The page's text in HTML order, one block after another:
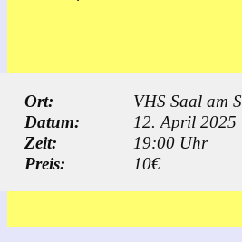
Ort:
Datum:
Zeit:
Preis:
VHS Saal am
12. April 2025
19:00 Uhr
10€